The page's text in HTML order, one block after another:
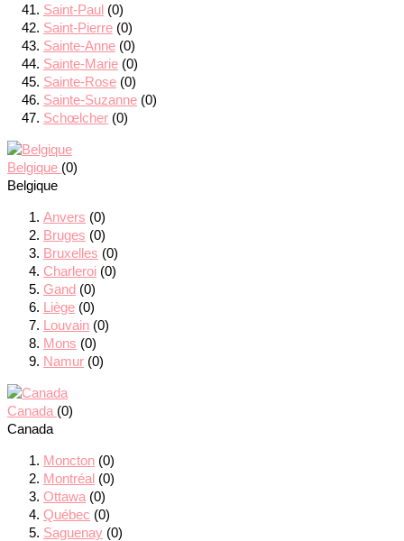
Saint-Paul (0)
Saint-Pierre (0)
Sainte-Anne (0)
Sainte-Marie (0)
Sainte-Rose (0)
Sainte-Suzanne (0)
Schœlcher (0)
Belgique (0)
Belgique
Anvers (0)
Bruges (0)
Bruxelles (0)
Charleroi (0)
Gand (0)
Liège (0)
Louvain (0)
Mons (0)
Namur (0)
Canada (0)
Canada
Moncton (0)
Montréal (0)
Ottawa (0)
Québec (0)
Saguenay (0)